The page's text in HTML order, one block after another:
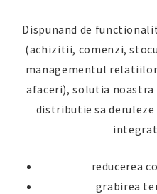
Dispunand de
(achizitii, comenzi,
managementul
afaceri), solutia noastra
distributie sa
reducerea
grabirea